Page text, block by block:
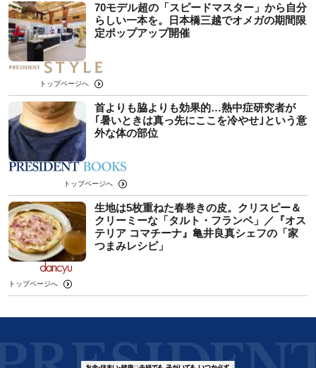
70モデル超の「スピードマスター」から自分
らしい一本を。日本橋三越でオメガの期間限
定ポップアップ開催
トップページへ
首よりも脇よりも効果的…熱中症研究者が
｢暑いときは真っ先にここを冷やせ｣という意
外な体の部位
トップページへ
生地は5枚重ねた春巻きの皮。クリスピー＆
クリーミーな「タルト・フランベ」／『オス
テリア コマチーナ』亀井良真シェフの「家
つまみレシピ」
トップページへ